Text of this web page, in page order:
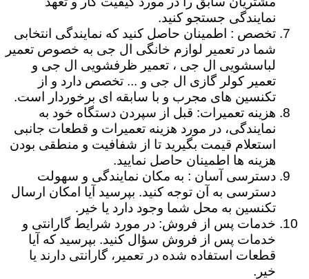
نمایندگی جستجو کنید.
تخصص : اطمینان حاصل کنید که نمایندگی انتخابی
شما در تعمیر لوازم خانگی ال جی به خصوص تعمیر
لباسشویی ال جی ، تعمیر ظرفشویی ال جی و
تعمیر کولر گازی ال جی و ... تخصص دارد و از
تکنسین های مجرب و با سابقه ای برخوردار است.
هزینه تعمیرات: قبل از سپردن دستگاه خود به
نمایندگی، در مورد هزینه تعمیرات و قطعات جانبی
استعلام قیمت بگیرید تا از شفافیت و منطقی بودن
هزینه ها اطمینان حاصل نمایید.
دسترسی آسان : به مکان نمایندگی و سهولت
دسترسی به آن توجه کنید. بپرسید آیا امکان ارسال
تکنسین به محل شما وجود دارد یا خیر.
خدمات پس از فروش: در مورد شرایط گارانتی و
خدمات پس از فروش سؤال کنید. بپرسید که آیا
قطعات استفاده شده در تعمیر، گارانتی دارند یا
خیر.